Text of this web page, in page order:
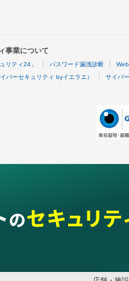
事業について
リティ24」 パスワード漏洩診断
バーセキュリティ byイエラエ） サイバ